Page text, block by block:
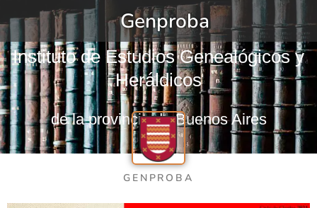
Genproba
Instituto de Estudios Genealógicos y
Heráldicos
de la provincia de Buenos Aires
GENPROBA